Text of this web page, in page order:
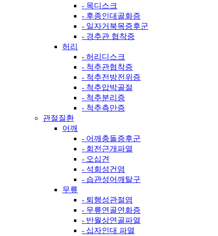
- 목디스크
- 후종인대골화증
- 일자거북목증후군
- 경추관 협착증
허리
- 허리디스크
- 척추관협착증
- 척추전방전위증
- 척추압박골절
- 척추분리증
- 척추측만증
관절질환
어깨
- 어깨충돌증후군
- 회전근개파열
- 오십견
- 석회성건염
- 습관성어깨탈구
무릎
- 퇴행성관절염
- 무릎연골연화증
- 반월상연골파열
- 십자인대 파열